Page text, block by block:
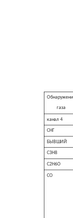
газа
канал 4
СНГ
БЫВШИЙ
C3H8
C2H6O
СО